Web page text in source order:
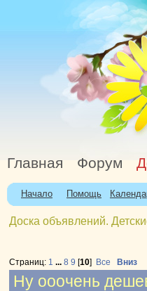
Главная Форум
Начало Помощь
Доска объявлений.
Страниц: 1 ...8 9 [10] Все Вниз
Ну ооочень